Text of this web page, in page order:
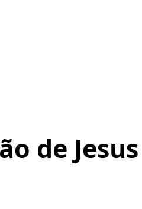
de Jesus